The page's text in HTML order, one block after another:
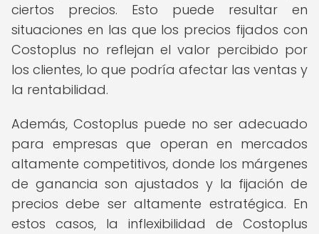
ciertos precios. Esto puede resultar en
situaciones en las que los precios fijados con
Costoplus no reflejan el valor percibido por
los clientes, lo que podría afectar las ventas y
la rentabilidad.
Además, Costoplus puede no ser adecuado
para empresas que operan en mercados
altamente competitivos, donde los márgenes
de ganancia son ajustados y la fijación de
precios debe ser altamente estratégica. En
estos casos, la inflexibilidad de Costoplus